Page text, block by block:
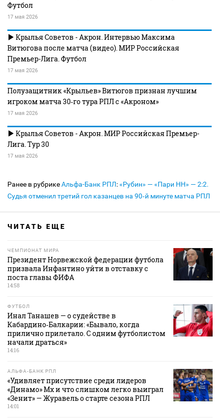
Футбол
17 мая 2026
Крылья Советов - Акрон. Интервью Максима
Витюгова после матча (видео). МИР Российская
Премьер-Лига. Футбол
17 мая 2026
Полузащитник «Крыльев» Витюгов признан лучшим
игроком матча 30‑го тура РПЛ с «Акроном»
17 мая 2026
Крылья Советов - Акрон. МИР Российская Премьер-
Лига. Тур 30
17 мая 2026
Ранее в рубрикеАльфа-Банк РПЛ:«Рубин» — «Пари НН» — 2:2.
Судья отменил третий гол казанцев на 90‑й минуте матча РПЛ
ЧИТАТЬ ЕЩЕ
ЧЕМПИОНАТ МИРА
Президент Норвежской федерации футбола
призвала Инфантино уйти в отставку с
поста главы ФИФА
14:58
ФУТБОЛ
Инал Танашев — о судействе в
Кабардино‑Балкарии: «Бывало, когда
прилично прилетало. С одним футболистом
начали драться»
14:16
АЛЬФА-БАНК РПЛ
«Удивляет присутствие среди лидеров
«Динамо» Мх и что слишком легко выиграл
«Зенит» — Журавель о старте сезона РПЛ
14:01